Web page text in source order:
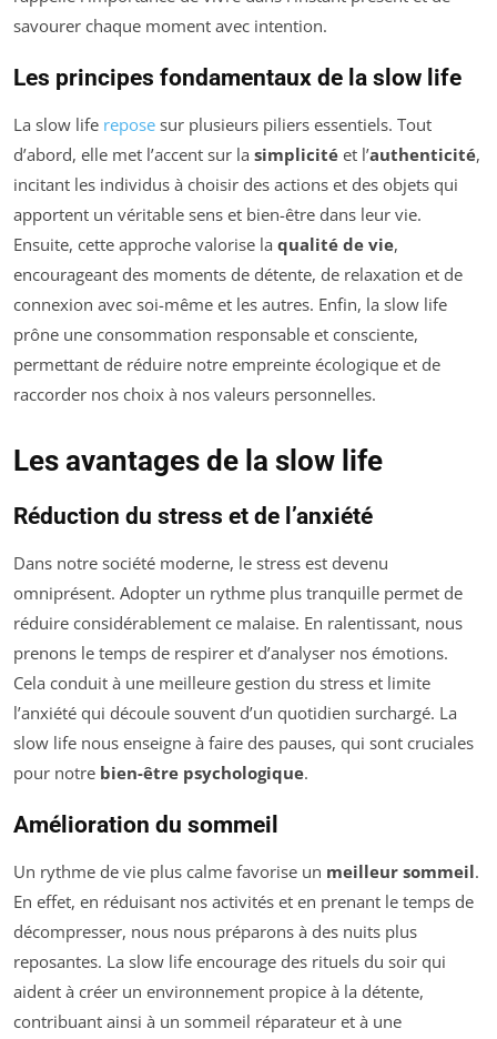
savourer chaque moment avec intention.
Les principes fondamentaux de la slow life
La slow life repose sur plusieurs piliers essentiels. Tout
d’abord, elle met l’accent sur la simplicité et l’authenticité,
incitant les individus à choisir des actions et des objets qui
apportent un véritable sens et bien-être dans leur vie.
Ensuite, cette approche valorise la qualité de vie,
encourageant des moments de détente, de relaxation et de
connexion avec soi-même et les autres. Enfin, la slow life
prône une consommation responsable et consciente,
permettant de réduire notre empreinte écologique et de
raccorder nos choix à nos valeurs personnelles.
Les avantages de la slow life
Réduction du stress et de l’anxiété
Dans notre société moderne, le stress est devenu
omniprésent. Adopter un rythme plus tranquille permet de
réduire considérablement ce malaise. En ralentissant, nous
prenons le temps de respirer et d’analyser nos émotions.
Cela conduit à une meilleure gestion du stress et limite
l’anxiété qui découle souvent d’un quotidien surchargé. La
slow life nous enseigne à faire des pauses, qui sont cruciales
pour notre bien-être psychologique.
Amélioration du sommeil
Un rythme de vie plus calme favorise un meilleur sommeil.
En effet, en réduisant nos activités et en prenant le temps de
décompresser, nous nous préparons à des nuits plus
reposantes. La slow life encourage des rituels du soir qui
aident à créer un environnement propice à la détente,
contribuant ainsi à un sommeil réparateur et à une